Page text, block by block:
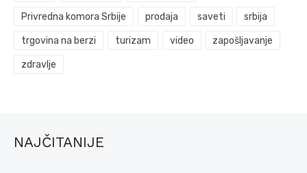
Privredna komora Srbije prodaja saveti srbija
trgovina na berzi turizam video zapošljavanje
zdravlje
NAJČITANIJE